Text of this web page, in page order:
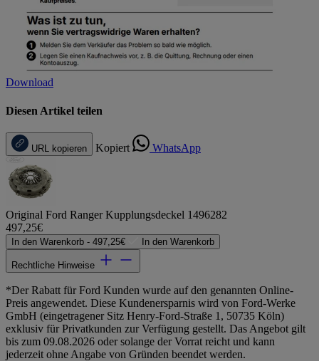
Download
Diesen Artikel teilen
URL kopieren Kopiert WhatsApp
Original Ford Ranger Kupplungsdeckel 1496282
497,25€
In den Warenkorb - 497,25€ In den Warenkorb
Rechtliche Hinweise
*Der Rabatt für Ford Kunden wurde auf den genannten Online-
Preis angewendet. Diese Kundenersparnis wird von Ford-Werke
GmbH (eingetragener Sitz Henry-Ford-Straße 1, 50735 Köln)
exklusiv für Privatkunden zur Verfügung gestellt. Das Angebot gilt
bis zum 09.08.2026 oder solange der Vorrat reicht und kann
jederzeit ohne Angabe von Gründen beendet werden.